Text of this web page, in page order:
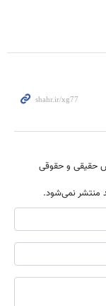
حقیقی و حقوقی
منتشر نمی‌شود.